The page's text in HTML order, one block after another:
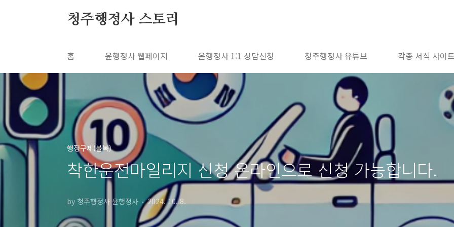
청주행정사 스토리
홈 윤행정사 웹페이지 윤행정사 1:1 상담신청 청주행정사 유튜브 각종 서식 사이
행정구제(불복)
착한운전마일리지 신청 온라인으로 신청 가능합니다.
by 청주행정사 윤행정사 2024. 10. 8.